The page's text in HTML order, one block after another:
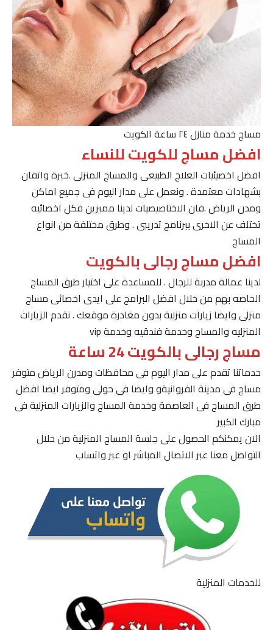
مساج خدمة منازل ٢٤ ساعة الكويت
افضل مساج للكويت للنساء
افضل اخصيئيات العلاج الطبيعى والمساج المنزلى .خبرة واتقان
بشهادات معتمدة . ونعمل على مدار اليوم فى جميع اماكن
ومدن الرياض .فان الاختاصيصيات لدينا مميزين فكل اخصائيه
تختلف عن الاخرى ببرنامج تدريبى . وطرق مختلفة من انواع
المساج
افضل مساج رجالى بالكويت
لدينا عمالة مدربة للرجال . للمساعدة على اختيار طرق المساج
الخاصه بهم من خلال افضل البرامج على ايدى اخصائى مساج
منزلى وايضا زيارات منزلية بدون مغادرة موقعك . نقدم الزيارات
المنزليه والمساج وخدمة فندقيه وخدمة vip
مساج رجالى بالكويت 24 ساعة
خدماتنا تقدم على مدار اليوم فى محافظات ومدرن الرياض متوفر
مساج فى مدينة الفروانيةو وايضا فى حولى ومتوفر ايضا افضل
طرق المساج فى العاصمة وخدمة المساج والزيارات المنزلية فى
مبارك الكبير
الان يمكنكم الحصول على جلسة المساج المنزلية من خلال
التواصل معنا عبر الاتصال المباشر او عبر واتساب
للخدمات المنزلية